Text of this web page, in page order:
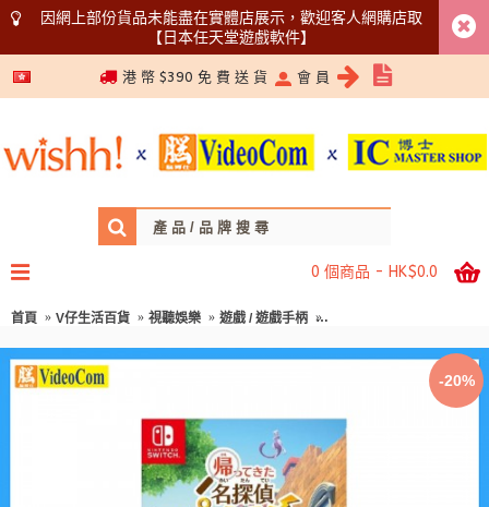
因網上部份貨品未能盡在實體店展示，歡迎客人網購店取
【日本任天堂遊戲軟件】
5366 1340
港 幣 $390 免 費 送 貨 會 員
0 個商品 - HK$0.0
首頁 V仔生活百貨 視聽娛樂 遊戲 / 遊戲手柄 NINTENDO (Japan 2nd
-20%